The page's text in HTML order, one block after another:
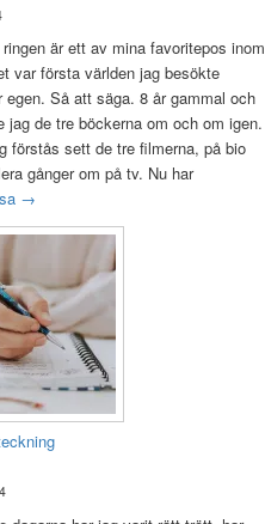
är ett av mina favoritepos inom
var första världen jag besökte
egen. Så att säga. 8 år gammal och
jag de tre böckerna om och om igen.
förstås sett de tre filmerna, på bio
gånger om på tv. Nu har
Sagan om ringen-maraton
→